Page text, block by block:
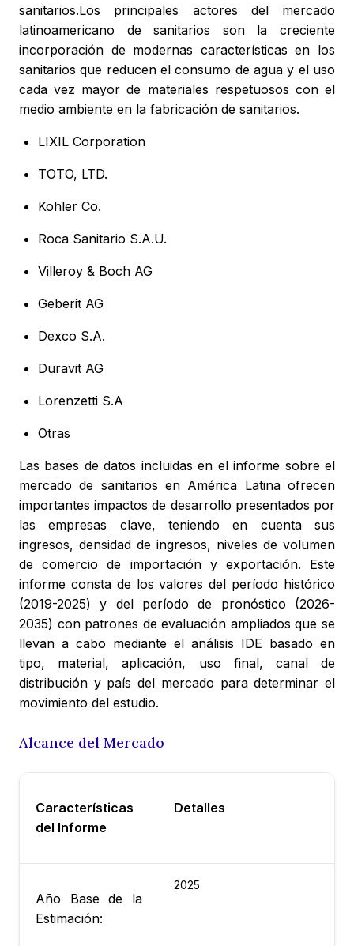
sanitarios.Los principales actores del mercado
latinoamericano de sanitarios son la creciente
incorporación de modernas características en los
sanitarios que reducen el consumo de agua y el uso
cada vez mayor de materiales respetuosos con el
medio ambiente en la fabricación de sanitarios.
LIXIL Corporation
TOTO, LTD.
Kohler Co.
Roca Sanitario S.A.U.
Villeroy & Boch AG
Geberit AG
Dexco S.A.
Duravit AG
Lorenzetti S.A
Otras
Las bases de datos incluidas en el informe sobre el
mercado de sanitarios en América Latina ofrecen
importantes impactos de desarrollo presentados por
las empresas clave, teniendo en cuenta sus
ingresos, densidad de ingresos, niveles de volumen
de comercio de importación y exportación. Este
informe consta de los valores del período histórico
(2019-2025) y del período de pronóstico (2026-
2035) con patrones de evaluación ampliados que se
llevan a cabo mediante el análisis IDE basado en
tipo, material, aplicación, uso final, canal de
distribución y país del mercado para determinar el
movimiento del estudio.
Alcance del Mercado
Características
del Informe
Detalles
Año Base de la
Estimación:
2025